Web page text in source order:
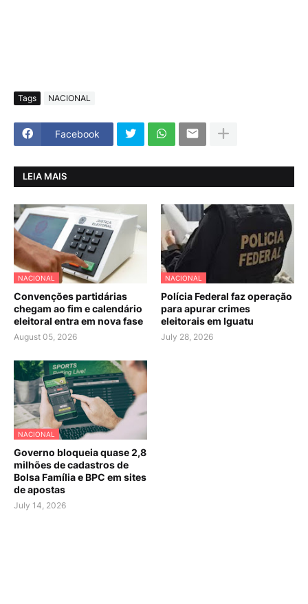
Tags NACIONAL
Facebook
LEIA MAIS
NACIONAL
Convenções partidárias
chegam ao fim e calendário
eleitoral entra em nova fase
August 05, 2026
NACIONAL
Polícia Federal faz operação
para apurar crimes
eleitorais em Iguatu
July 28, 2026
NACIONAL
Governo bloqueia quase 2,8
milhões de cadastros de
Bolsa Família e BPC em sites
de apostas
July 14, 2026